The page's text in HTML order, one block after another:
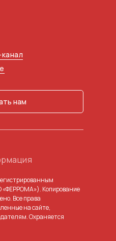
Копирование
Все права
на сайте,
Охраняется
нам